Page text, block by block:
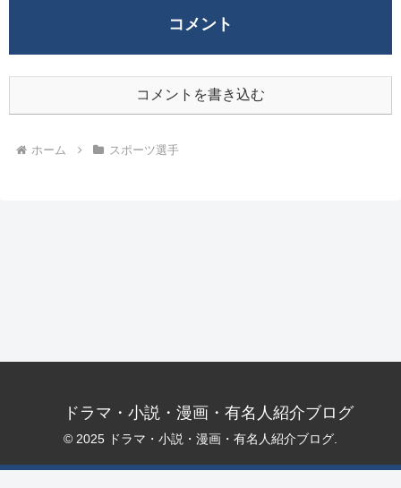
コメント
コメントを書き込む
ホーム スポーツ選手
ドラマ・小説・漫画・有名人紹介ブログ
© 2025 ドラマ・小説・漫画・有名人紹介ブログ.